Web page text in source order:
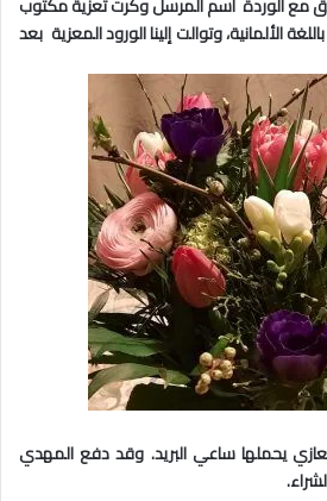
الألمانية، وتوالت إلينا الورود المعزية بعد
يحملها ساعي البريد. وقد دفع المهدي